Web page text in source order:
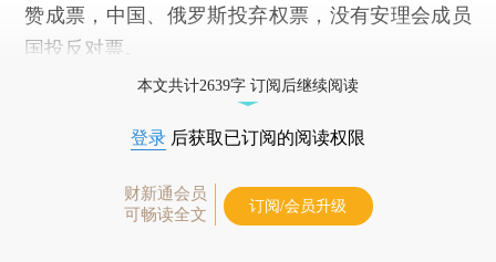
赞成票，中国、俄罗斯投弃权票，没有安理会成员
国投反对票。
本文共计2639字 订阅后继续阅读
登录 后获取已订阅的阅读权限
财新通会员
可畅读全文
订阅/会员升级